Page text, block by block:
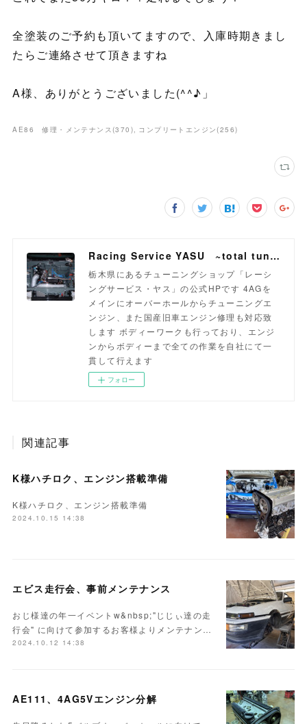
全塗装のご予約も頂いてますので、入庫時期きまし
たらご連絡させて頂きますね
A様、ありがとうございました(^^♪」
AE86 修理・メンテナンス(370 ) コンプリートエンジン(256)
Racing Service YASU ~total tuning proshop~
栃木県にあるチューニングショップ「レーシ
ングサービス・ヤス」の公式HPです 4AGを
メインにオーバーホールからチューニングエ
ンジン、また国産旧車エンジン修理も対応致
します ボディーワークも行っており、エンジ
ンからボディーまで全ての作業を自社にて一
貫して行えます
フォロー
関連記事
K様ハチロク、エンジン搭載準備
K様ハチロク、エンジン搭載準備
2024.10.15 14:38
エビス走行会、事前メンテナンス
おじ様達の年一イベントw&nbsp;"じじぃ達の走
行会" に向けて参加するお客様よりメンテナン…
2024.10.12 14:38
AE111、4AG5Vエンジン分解